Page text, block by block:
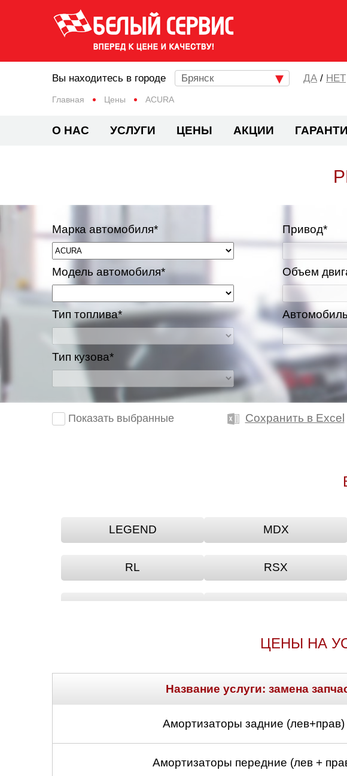
Главная Цены ACURA
Вы находитесь в городе Брянск / НЕТ
О НАС УСЛУГИ ЦЕНЫ АКЦИИ
Марка автомобиля*
Модель автомобиля*
Тип топлива*
Тип кузова*
Привод*
Объем
Показать выбранные Сохранить в Excel
LEGEND MDX
RL RSX
TSX ZDX
ЦЕНЫ НА
Название услуги: замена
Амортизаторы задние
Амортизаторы передние (лев +